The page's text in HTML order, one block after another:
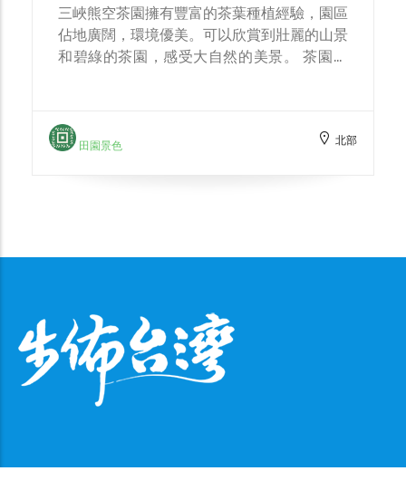
三峽熊空茶園擁有豐富的茶葉種植經驗，園區
佔地廣闊，環境優美。可以欣賞到壯麗的山景
和碧綠的茶園，感受大自然的美景。 茶園主
解茶葉的種植、採摘和製作過程。除了茶葉種
植，還提供茶葉品質鑑定和茶葉品茶服務。可
田園景色 北部